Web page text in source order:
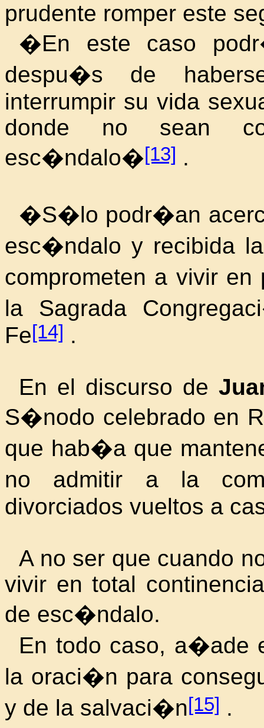
prudente romper este
�En este caso
despu�s de
interrumpir su vida
donde no sean
esc�ndalo�[13] .
�S�lo podr�an
esc�ndalo y recibida
comprometen a vivir
la Sagrada
Fe[14] .
En el discurso de
S�nodo celebrado en
que hab�a que
no admitir a la
divorciados vueltos a
A no ser que cuando
vivir en total
de esc�ndalo.
En todo caso, a�ade
la oraci�n para
y de la salvaci�n[15] .